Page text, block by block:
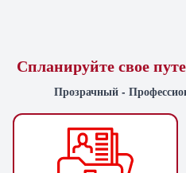
Спланируйте свое
Прозрачный -